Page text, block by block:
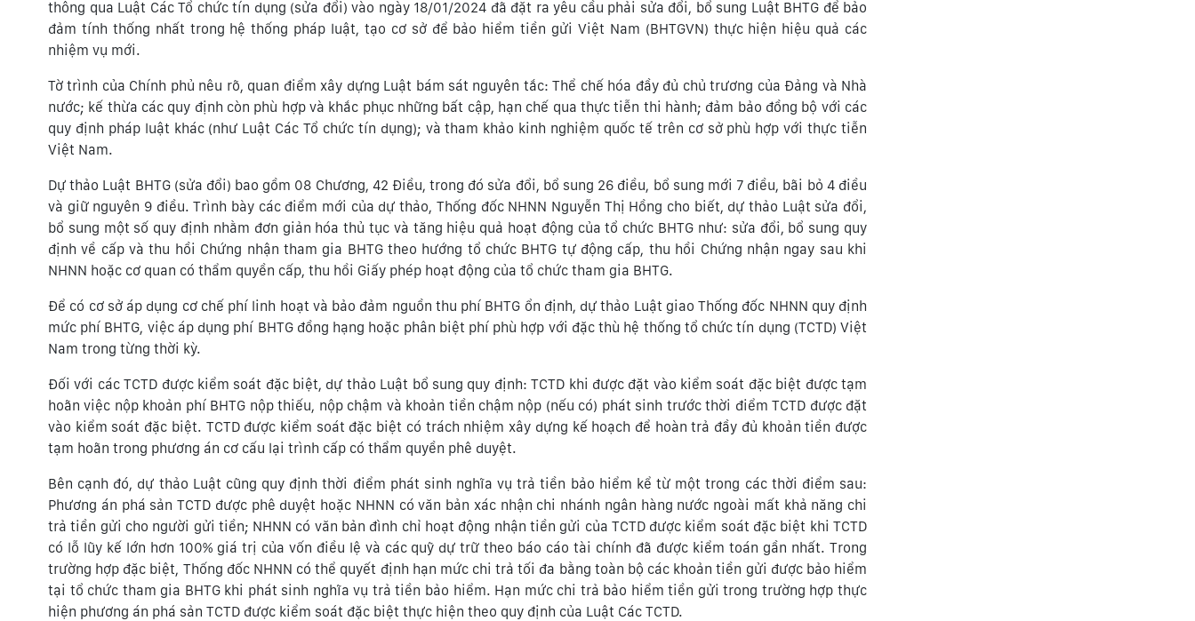
thông qua Luật Các Tổ chức tín dụng (sửa đổi) vào ngày 18/01/2024 đã đặt ra yêu cầu phải sửa đổi, bổ sung Luật BHTG để bảo
đảm tính thống nhất trong hệ thống pháp luật, tạo cơ sở để bảo hiểm tiền gửi Việt Nam (BHTGVN) thực hiện hiệu quả các
nhiệm vụ mới.
Tờ trình của Chính phủ nêu rõ, quan điểm xây dựng Luật bám sát nguyên tắc: Thể chế hóa đầy đủ chủ trương của Đảng và Nhà
nước; kế thừa các quy định còn phù hợp và khắc phục những bất cập, hạn chế qua thực tiễn thi hành; đảm bảo đồng bộ với các
quy định pháp luật khác (như Luật Các Tổ chức tín dụng); và tham khảo kinh nghiệm quốc tế trên cơ sở phù hợp với thực tiễn
Việt Nam.
Dự thảo Luật BHTG (sửa đổi) bao gồm 08 Chương, 42 Điều, trong đó sửa đổi, bổ sung 26 điều, bổ sung mới 7 điều, bãi bỏ 4 điều
và giữ nguyên 9 điều. Trình bày các điểm mới của dự thảo, Thống đốc NHNN Nguyễn Thị Hồng cho biết, dự thảo Luật sửa đổi,
bổ sung một số quy định nhằm đơn giản hóa thủ tục và tăng hiệu quả hoạt động của tổ chức BHTG như: sửa đổi, bổ sung quy
định về cấp và thu hồi Chứng nhận tham gia BHTG theo hướng tổ chức BHTG tự động cấp, thu hồi Chứng nhận ngay sau khi
NHNN hoặc cơ quan có thẩm quyền cấp, thu hồi Giấy phép hoạt động của tổ chức tham gia BHTG.
Để có cơ sở áp dụng cơ chế phí linh hoạt và bảo đảm nguồn thu phí BHTG ổn định, dự thảo Luật giao Thống đốc NHNN quy định
mức phí BHTG, việc áp dụng phí BHTG đồng hạng hoặc phân biệt phí phù hợp với đặc thù hệ thống tổ chức tín dụng (TCTD) Việt
Nam trong từng thời kỳ.
Đối với các TCTD được kiểm soát đặc biệt, dự thảo Luật bổ sung quy định: TCTD khi được đặt vào kiểm soát đặc biệt được tạm
hoãn việc nộp khoản phí BHTG nộp thiếu, nộp chậm và khoản tiền chậm nộp (nếu có) phát sinh trước thời điểm TCTD được đặt
vào kiểm soát đặc biệt. TCTD được kiểm soát đặc biệt có trách nhiệm xây dựng kế hoạch để hoàn trả đầy đủ khoản tiền được
tạm hoãn trong phương án cơ cấu lại trình cấp có thẩm quyền phê duyệt.
Bên cạnh đó, dự thảo Luật cũng quy định thời điểm phát sinh nghĩa vụ trả tiền bảo hiểm kể từ một trong các thời điểm sau:
Phương án phá sản TCTD được phê duyệt hoặc NHNN có văn bản xác nhận chi nhánh ngân hàng nước ngoài mất khả năng chi
trả tiền gửi cho người gửi tiền; NHNN có văn bản đình chỉ hoạt động nhận tiền gửi của TCTD được kiểm soát đặc biệt khi TCTD
có lỗ lũy kế lớn hơn 100% giá trị của vốn điều lệ và các quỹ dự trữ theo báo cáo tài chính đã được kiểm toán gần nhất. Trong
trường hợp đặc biệt, Thống đốc NHNN có thể quyết định hạn mức chi trả tối đa bằng toàn bộ các khoản tiền gửi được bảo hiểm
tại tổ chức tham gia BHTG khi phát sinh nghĩa vụ trả tiền bảo hiểm. Hạn mức chi trả bảo hiểm tiền gửi trong trường hợp thực
hiện phương án phá sản TCTD được kiểm soát đặc biệt thực hiện theo quy định của Luật Các TCTD.